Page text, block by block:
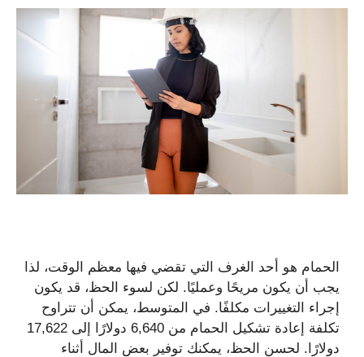
الحمام هو أحد الغرف التي تقضي فيها معظم الوقت، لذا
يجب أن يكون مريحًا وعمليًا. لكن لسوء الحظ، قد يكون
إجراء التغييرات مكلفًا. في المتوسط، يمكن أن تتراوح
تكلفة إعادة تشكيل الحمام من 6,640 دولارًا إلى 17,622
دولارًا. لحسن الحظ، يمكنك توفير بعض المال أثناء